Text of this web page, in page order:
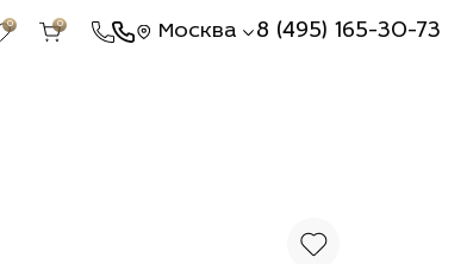
0 0 Москва 8 (495) 165-30-73